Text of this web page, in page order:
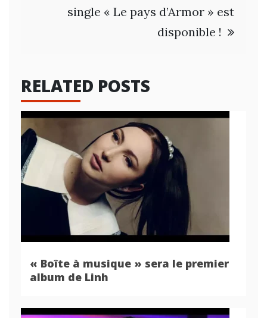
single « Le pays d’Armor » est
disponible !
RELATED POSTS
« Boîte à musique » sera le premier
album de Linh